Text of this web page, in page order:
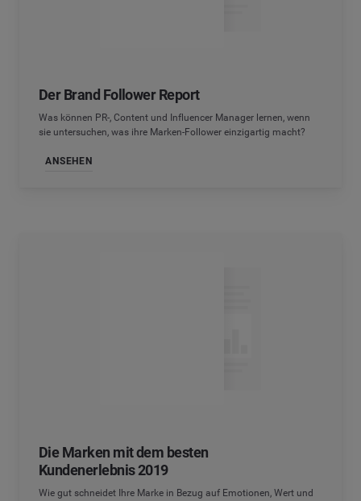
Der Brand Follower Report
Was können PR-, Content und Influencer Manager lernen, wenn
sie untersuchen, was ihre Marken-Follower einzigartig macht?
ANSEHEN
Die Marken mit dem besten
Kundenerlebnis 2019
Wie gut schneidet Ihre Marke in Bezug auf Emotionen, Wert und